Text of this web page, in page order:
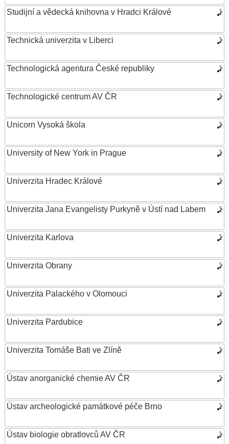
Studijní a vědecká knihovna v Hradci Králové
Technická univerzita v Liberci
Technologická agentura České republiky
Technologické centrum AV ČR
Unicorn Vysoká škola
University of New York in Prague
Univerzita Hradec Králové
Univerzita Jana Evangelisty Purkyně v Ústí nad Labem
Univerzita Karlova
Univerzita Obrany
Univerzita Palackého v Olomouci
Univerzita Pardubice
Univerzita Tomáše Bati ve Zlíně
Ústav anorganické chemie AV ČR
Ústav archeologické památkové péče Brno
Ústav biologie obratlovců AV ČR